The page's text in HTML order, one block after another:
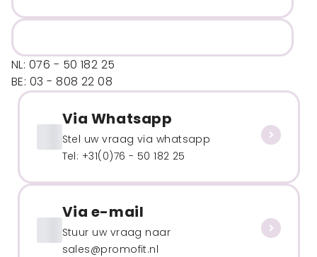
NL: 076 - 50 182 25
BE: 03 - 808 22 08
Via Whatsapp
Stel uw vraag via whatsapp
Tel: +31(0)76 - 50 182 25
Via e-mail
Stuur uw vraag naar
sales@promofit.nl